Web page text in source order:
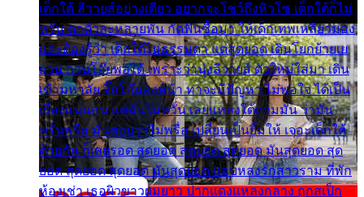
เด็กใต้ ลีวายส์อย่างเดียว อยากจะโชว์ถึงหิวโซ เด็กใต้ก็ไม่
หวั่น ตกตัวละหลายพัน กัดฟันซื้อมา ให้เด็กเทพเหลียวมอง
และต้องรู้ว่า เด็กใต้ไม่ธรรมดา แต่สุดยอด เดินโยกย้ายเย
ยวน กวนโอ๊ยพอได้ เพราะว่านุ่งลีวายส์ ตัวใหม่ใส่มา เดิน
เข้ามหาลัย จิ๊กโก๊มองหน้า ท่าจะมีปัญหา ไม่พอใจ ได้เป็น
เรื่องแน่นอน แต่ฉันไม่หวั่น เลยแหลงใต้ถามมัน ว่ามัน
พรั่นพรือ มันตอบว่าไม่พรื่อ เปลี่ยนเป็นยิ้มให้ เจอะเด็กใต้
ด้วยกัน ก็เลยรอด สุดยอด สุดยอด สุดยอด มันสุดยอด สุด
ยอด สุดยอด สุดยอด มันสุดยอด แอบหลงรักสาวราม ที่พัก
ห้องเช่า เธอผิวขาวผมยาว ปากแดงแหลงกลาง ถูกสเป็ก